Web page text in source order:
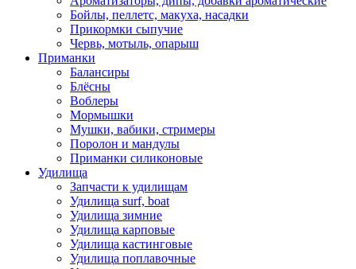
Бойлы, пеллетс, макуха, насадки
Прикормки сыпучие
Червь, мотыль, опарыш
Приманки
Балансиры
Блёсны
Воблеры
Мормышки
Мушки, вабики, стримеры
Поролон и мандулы
Приманки силиконовые
Удилища
Запчасти к удилищам
Удилища surf, boat
Удилища зимние
Удилища карповые
Удилища кастинговые
Удилища поплавочные